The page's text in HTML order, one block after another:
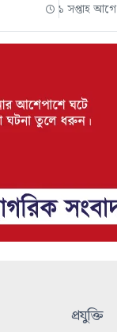
১ সপ্তাহ আগে
প্রযুক্তি